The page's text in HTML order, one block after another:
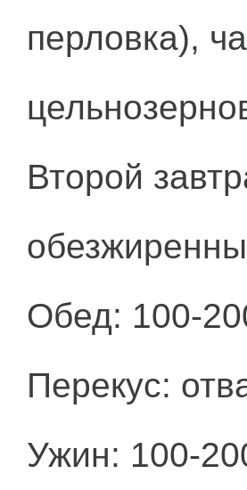
перловка),
Второй
Обед: 100-
Перекус:
Ужин: 100-